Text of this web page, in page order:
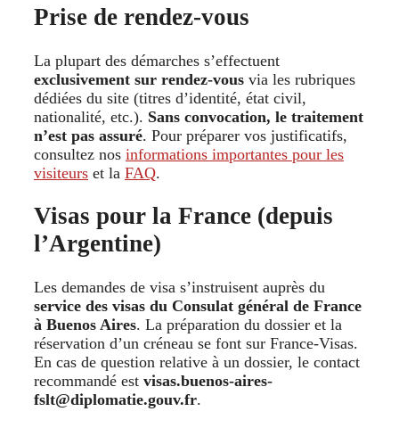
Prise de rendez-vous
La plupart des démarches s’effectuent
exclusivement sur rendez-vous via les rubriques
dédiées du site (titres d’identité, état civil,
nationalité, etc.). Sans convocation, le traitement
n’est pas assuré. Pour préparer vos justificatifs,
consultez nos informations importantes pour les
visiteurs et la FAQ.
Visas pour la France (depuis
l’Argentine)
Les demandes de visa s’instruisent auprès du
service des visas du Consulat général de France
à Buenos Aires. La préparation du dossier et la
réservation d’un créneau se font sur France-Visas.
En cas de question relative à un dossier, le contact
recommandé est visas.buenos-aires-
fslt@diplomatie.gouv.fr.